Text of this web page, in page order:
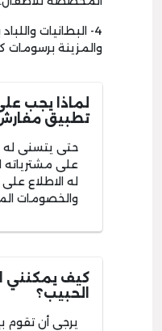
4- البطانيات
والمزينة برسومات
لماذا يجب
تطبيق
على مشترياته
له الاطلاع
والخصومات
كيف يمكنني
الحبيب؟
يرجى أن تقوم